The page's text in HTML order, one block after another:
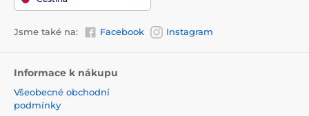
Jsme také na: Facebook Instagram
Informace k nákupu
Všeobecné obchodní
podmínky